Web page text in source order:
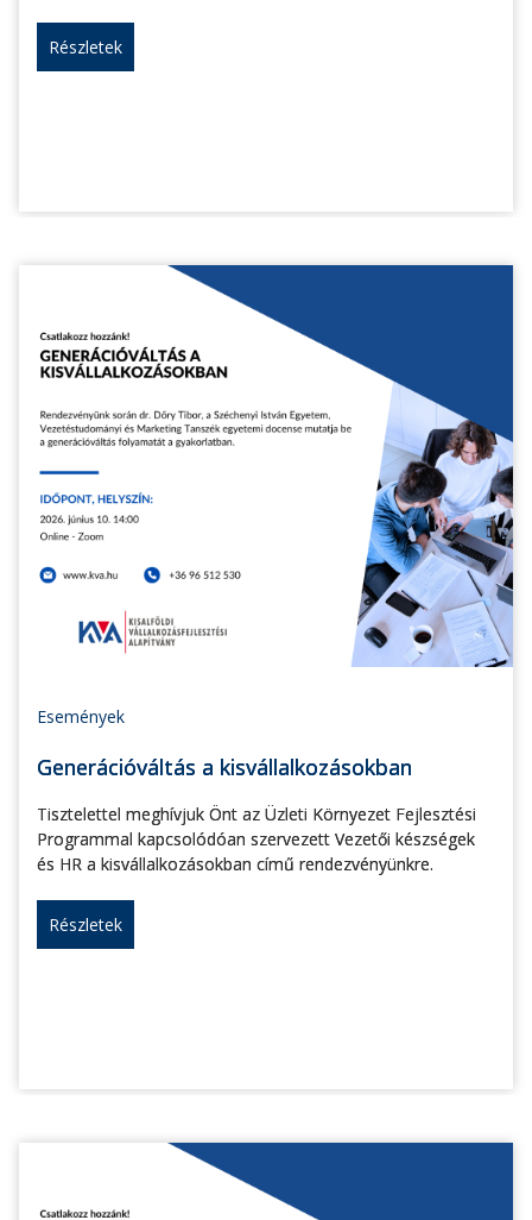
Részletek
Események
Generációváltás a kisvállalkozásokban
Tisztelettel meghívjuk Önt az Üzleti Környezet Fejlesztési
Programmal kapcsolódóan szervezett Vezetői készségek
és HR a kisvállalkozásokban című rendezvényünkre.
Részletek